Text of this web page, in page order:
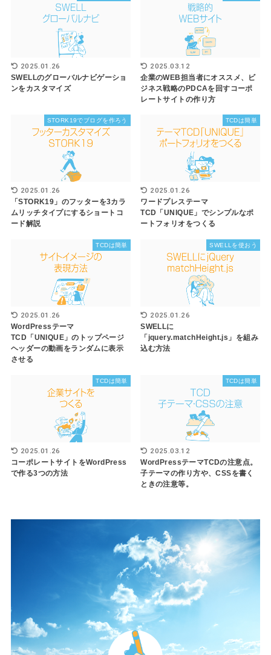
2025.01.26
SWELLのグローバルナビゲーショ
ンをカスタマイズ
2025.03.12
企業のWEB担当者にオススメ、ビ
ジネス戦略のPDCAを回すコーポ
レートサイトの作り方
STORK19でブログを作ろう
2025.01.26
「STORK19」のフッターを3カラ
ムリッチタイプにするショートコ
ード解説
TCDは簡単
2025.01.26
ワードプレステーマ
TCD「UNIQUE」でシンプルなポ
ートフォリオをつくる
TCDは簡単
2025.01.26
WordPressテーマ
TCD「UNIQUE」のトップページ
ヘッダーの動画をランダムに表示
させる
SWELLを使おう
2025.01.26
SWELLに
「jquery.matchHeight.js」を組み
込む方法
TCDは簡単
2025.01.26
コーポレートサイトをWordPress
で作る3つの方法
TCDは簡単
2025.03.12
WordPressテーマTCDの注意点。
子テーマの作り方や、CSSを書く
ときの注意等。